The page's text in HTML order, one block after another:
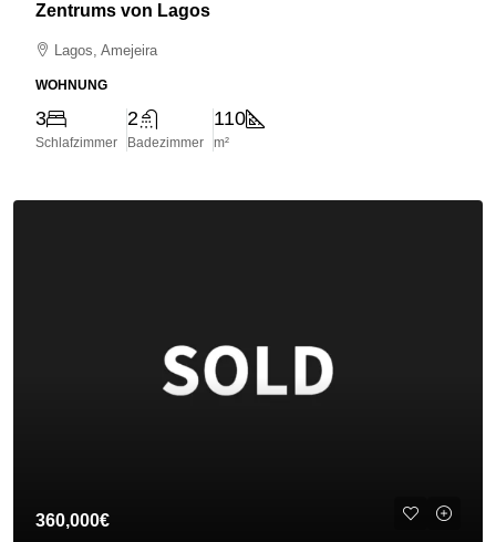
Zentrums von Lagos
Lagos, Amejeira
WOHNUNG
3
Schlafzimmer
2
Badezimmer
110
m²
360,000€